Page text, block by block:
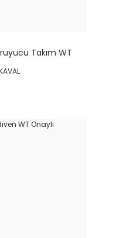
Takım WT